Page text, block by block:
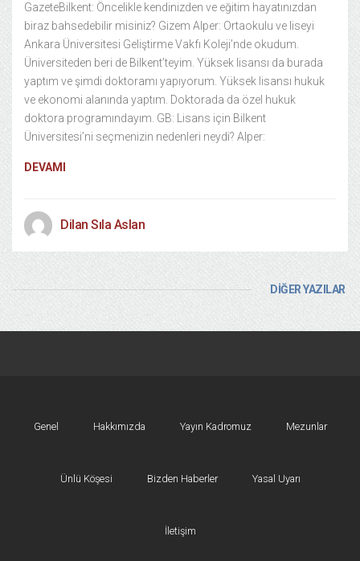
GazeteBilkent: Öncelikle kendinizden ve eğitim hayatınızdan
biraz bahsedebilir misiniz? Gizem Alper: Ortaokulu ve liseyi
Ankara Üniversitesi Geliştirme Vakfı Koleji’nde okudum.
Üniversiteden beri de Bilkent’teyim. Yüksek lisansı da burada
yaptım ve şimdi doktoramı yapıyorum. Yüksek lisansı hukuk
ve ekonomi alanında yaptım. Doktorada da özel hukuk
doktora programındayım. GB: Lisans için Bilkent
Üniversitesi’ni seçmenizin nedenleri neydi? Alper:
DEVAMI
Dilan Sıla Aslan
DİĞER YAZILAR
Genel Hakkımızda Yayın Kadromuz Mezunlar
Ünlü Köşesi Bizden Haberler Yasal Uyarı
İletişim